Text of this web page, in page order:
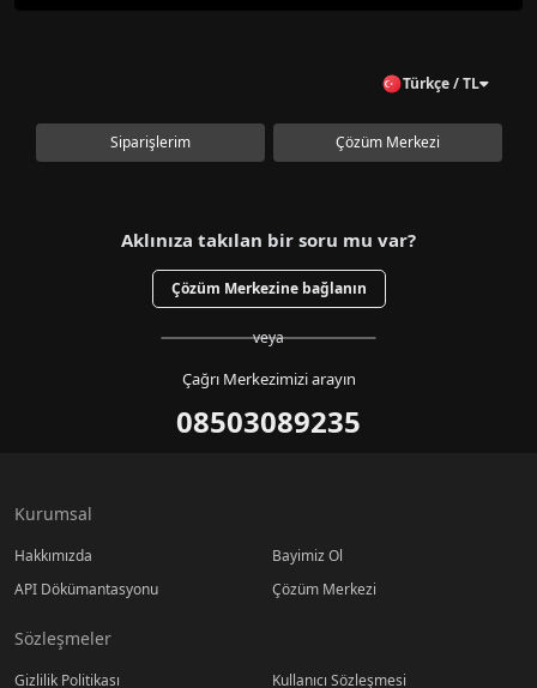
Türkçe / TL
Siparişlerim Çözüm Merkezi
Aklınıza takılan bir soru mu var?
Çözüm Merkezine bağlanın
veya
Çağrı Merkezimizi arayın
08503089235
Kurumsal
Hakkımızda
Bayimiz Ol
API Dökümantasyonu
Çözüm Merkezi
Sözleşmeler
Gizlilik Politikası
Kullanıcı Sözleşmesi